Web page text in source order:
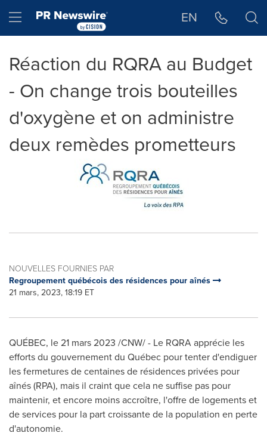
Hamburger menu EN
Réaction du RQRA au Budget
- On change trois bouteilles
d'oxygène et on administre
deux remèdes prometteurs
NOUVELLES FOURNIES PAR
Regroupement québécois des résidences pour aînés
21 mars, 2023, 18:19 ET
QUÉBEC, le 21 mars 2023 /CNW/ - Le RQRA apprécie les
efforts du gouvernement du Québec pour tenter d'endiguer
les fermetures de centaines de résidences privées pour
aînés (RPA), mais il craint que cela ne suffise pas pour
maintenir, et encore moins accroître, l'offre de logements et
de services pour la part croissante de la population en perte
d'autonomie.